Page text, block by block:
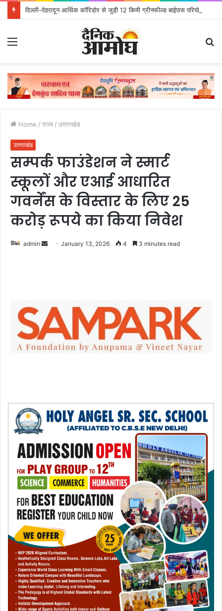
Home / राज्य / उत्तराखंड
उत्तराखंड
सम्पर्क फाउंडेशन ने स्मार्ट
स्कूलों और एआई आधारित
गवर्नेंस के विस्तार के लिए 25
करोड़ रूपये का किया निवेश
admin
e
m
i
January 13, 2026 4 3 minutes read